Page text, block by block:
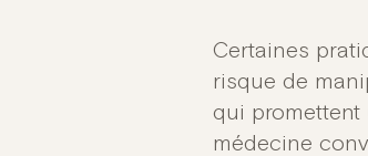
Certaines
risque de
qui
médecine